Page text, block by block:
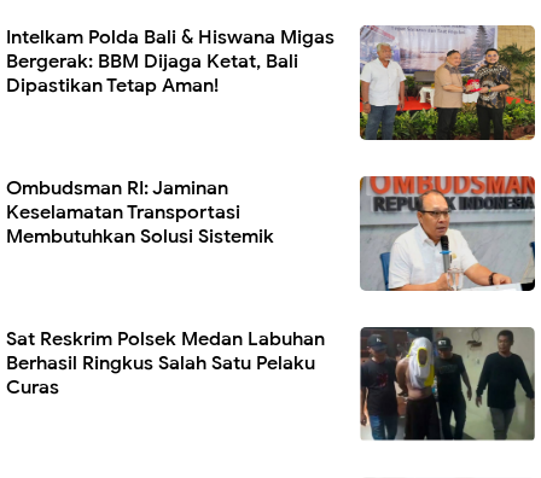
Intelkam Polda Bali & Hiswana Migas
Bergerak: BBM Dijaga Ketat, Bali
Dipastikan Tetap Aman!
Ombudsman RI: Jaminan
Keselamatan Transportasi
Membutuhkan Solusi Sistemik
Sat Reskrim Polsek Medan Labuhan
Berhasil Ringkus Salah Satu Pelaku
Curas